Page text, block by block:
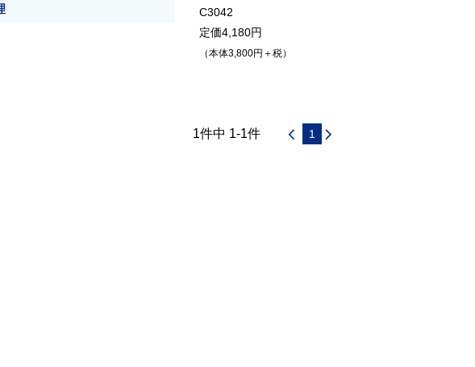
C3042
定価4,180円
（本体3,800円＋税）
1件中 1-1件 1